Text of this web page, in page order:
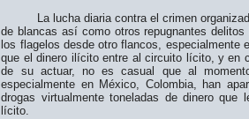
La lucha diaria contra el crimen
de blancas así como otros repugnantes
los flagelos desde otro flancos, especialmente
que el dinero ilícito entre al circuito lícito, y en
de su actuar, no es casual que al
especialmente en México, Colombia, han
drogas virtualmente toneladas de dinero que
lícito.